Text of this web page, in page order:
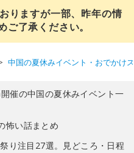
りますが一部、昨年の情
ご了承ください。
中国の夏休みイベント・おでかけ
催の中国の夏休みイベント一
怖い話まとめ
り注目27選。見どころ・日程